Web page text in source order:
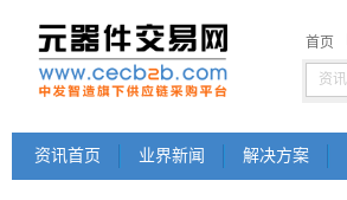
首页
资讯首页 业界新闻 解决方案